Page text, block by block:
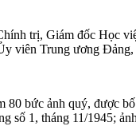
trị, Giám đốc Học
viên Trung ương
bức ảnh quý, được bố
số 1, tháng 11/1945;